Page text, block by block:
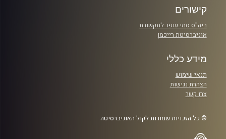
קישורים
ביה"ס סמי עופר לתקשורת
אוניברסיטת רייכמן
מידע כללי
תנאי שימוש
הצהרת נגישות
צרו קשר
© כל הזכויות שמורות לקול האוניברסיטה